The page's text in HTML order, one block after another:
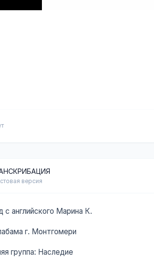
версия
с английского Марина К.
г. Монтгомери
группа: Наследие